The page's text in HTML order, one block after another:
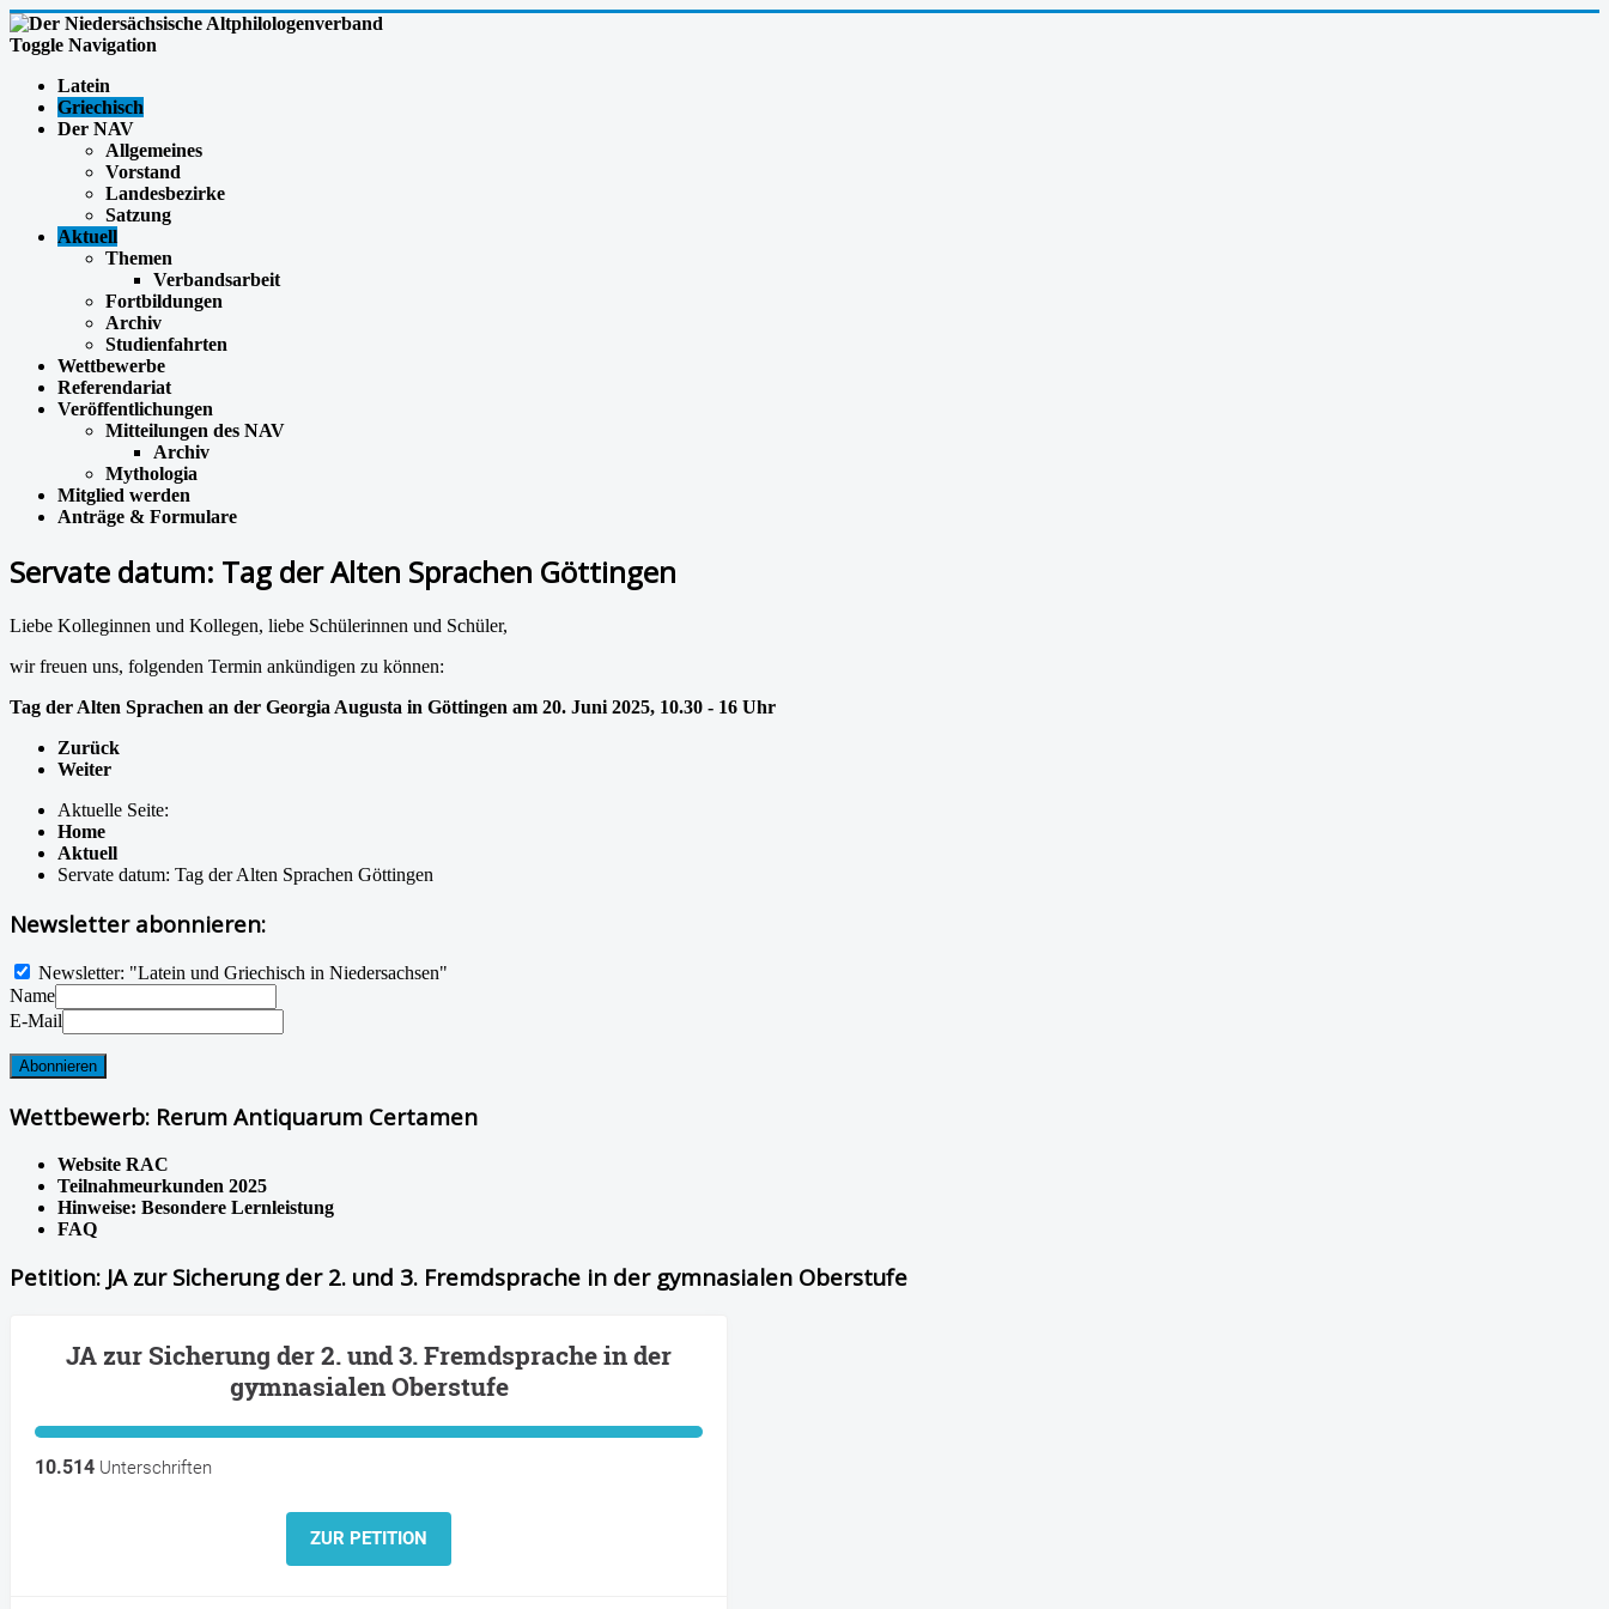
Toggle Navigation
Latein
Griechisch
Der NAV
Allgemeines
Vorstand
Landesbezirke
Satzung
Aktuell
Themen
Verbandsarbeit
Fortbildungen
Archiv
Studienfahrten
Wettbewerbe
Referendariat
Veröffentlichungen
Mitteilungen des NAV
Archiv
Mythologia
Mitglied werden
Anträge & Formulare
Servate datum: Tag der Alten Sprachen Göttingen
Liebe Kolleginnen und Kollegen, liebe Schülerinnen und Schüler,
wir freuen uns, folgenden Termin ankündigen zu können:
Tag der Alten Sprachen an der Georgia Augusta in Göttingen am 20. Juni 2025, 10.30 - 16 Uhr
Zurück
Weiter
Aktuelle Seite:
Home
Aktuell
Servate datum: Tag der Alten Sprachen Göttingen
Newsletter abonnieren:
Newsletter: "Latein und Griechisch in Niedersachsen"
Name
E-Mail
Wettbewerb: Rerum Antiquarum Certamen
Website RAC
Teilnahmeurkunden 2025
Hinweise: Besondere Lernleistung
FAQ
Petition: JA zur Sicherung der 2. und 3. Fremdsprache in der gymnasialen Oberstufe
JA zur Sicherung der 2. und 3. Fremdsprache in der
gymnasialen Oberstufe
10.514 Unterschriften
ZUR PETITION